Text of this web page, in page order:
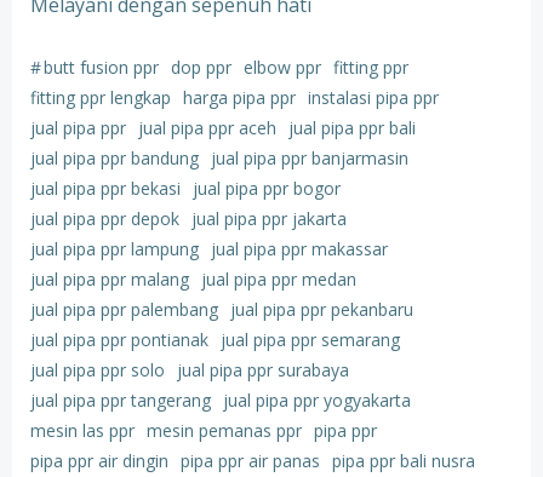
#butt fusion ppr dop ppr elbow ppr fitting ppr
fitting ppr lengkap harga pipa ppr instalasi pipa ppr
jual pipa ppr jual pipa ppr aceh
jual pipa ppr bali
jual pipa ppr bandung jual pipa ppr banjarmasin
jual pipa ppr bekasi
jual pipa ppr bogor
jual pipa ppr depok jual pipa ppr jakarta
jual pipa ppr lampung jual pipa ppr makassar
jual pipa ppr malang jual pipa ppr medan
jual pipa ppr palembang jual pipa ppr pekanbaru
jual pipa ppr pontianak jual pipa ppr semarang
jual pipa ppr solo
jual pipa ppr surabaya
jual pipa ppr tangerang jual pipa ppr yogyakarta
mesin las ppr mesin pemanas ppr pipa ppr
pipa ppr air dingin pipa ppr air panas pipa ppr bali nusra